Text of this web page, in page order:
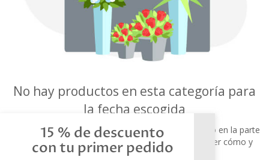
15 % de descuento
con tu primer pedido
No hay productos en esta categoría para
la fecha escogida
Escoge otra categoría o haz click en el botón situado en la parte
superior de la web, Opciones de envío, para escoger cómo y
cuando quieres recibir tu pedido.